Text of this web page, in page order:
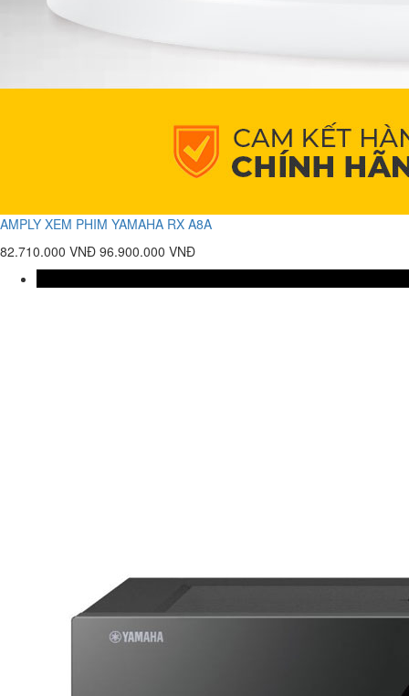
AMPLY XEM PHIM YAMAHA RX A8A
82.710.000 VNĐ 96.900.000 VNĐ